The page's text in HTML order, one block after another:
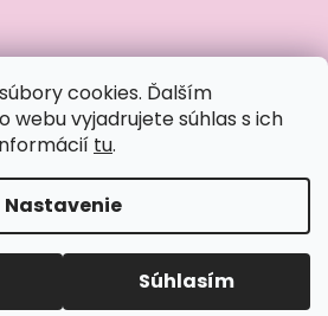
cookies. Ďalším
vyjadrujete súhlas s ich
tu.
Nastavenie
Súhlasím
na niečo opýtať?
Vytvoril Shoptet
Angel® . Všetky práva vyhradené.